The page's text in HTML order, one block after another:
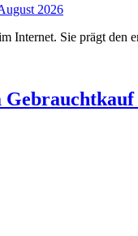
2026
Internet. Sie prägt